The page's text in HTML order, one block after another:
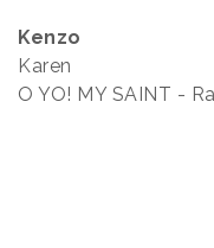
Kenzo
Karen
O YO! MY SAINT -